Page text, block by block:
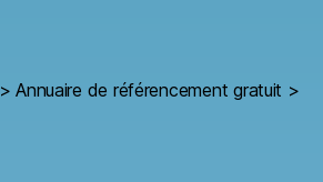
>Annuaire de référencement gratuit >